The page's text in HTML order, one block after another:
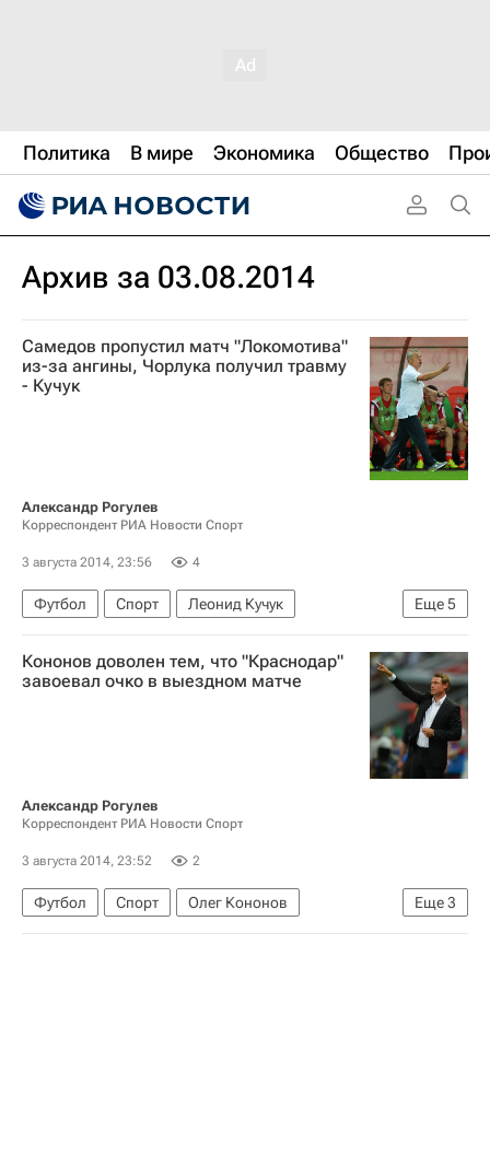
Политика В мире Экономика Общество
Архив за 03.08.2014
Самедов пропустил матч "Локомотива"
из-за ангины, Чорлука получил травму
- Кучук
Александр Рогулев
Корреспондент РИА Новости Спорт
3 августа 2014, 23:56 4
Еще5
Футбол Спорт
Леонид Кучук
РПЛ 2026-2027 (Чемпионат России по футболу)
Локомотив (Москва)
Краснодар
Кононов доволен тем, что "Краснодар"
завоевал очко в выездном матче
Александр Рогулев
Корреспондент РИА Новости Спорт
3 августа 2014, 23:52 2
Еще3
Футбол Спорт
Олег Кононов
РПЛ 2026-2027 (Чемпионат России по футболу)